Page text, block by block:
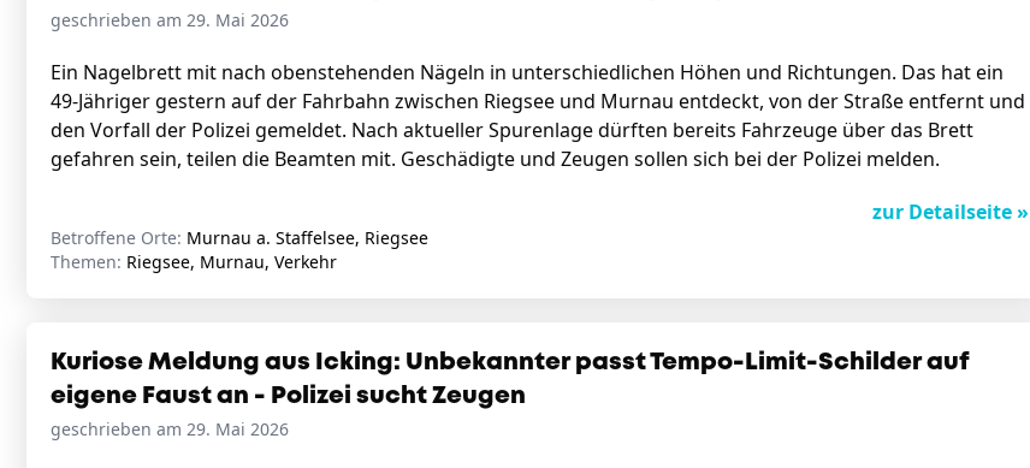
geschrieben am 29. Mai 2026
Ein Nagelbrett mit nach obenstehenden Nägeln in unterschiedlichen Höhen und Richtungen. Das hat ein
49-Jähriger gestern auf der Fahrbahn zwischen Riegsee und Murnau entdeckt, von der Straße entfernt und
den Vorfall der Polizei gemeldet. Nach aktueller Spurenlage dürften bereits Fahrzeuge über das Brett
gefahren sein, teilen die Beamten mit. Geschädigte und Zeugen sollen sich bei der Polizei melden.
zur Detailseite »
Betroffene Orte: Murnau a. Staffelsee, Riegsee
Themen: Riegsee, Murnau, Verkehr
Kuriose Meldung aus Icking: Unbekannter passt Tempo-Limit-Schilder auf
eigene Faust an - Polizei sucht Zeugen
geschrieben am 29. Mai 2026